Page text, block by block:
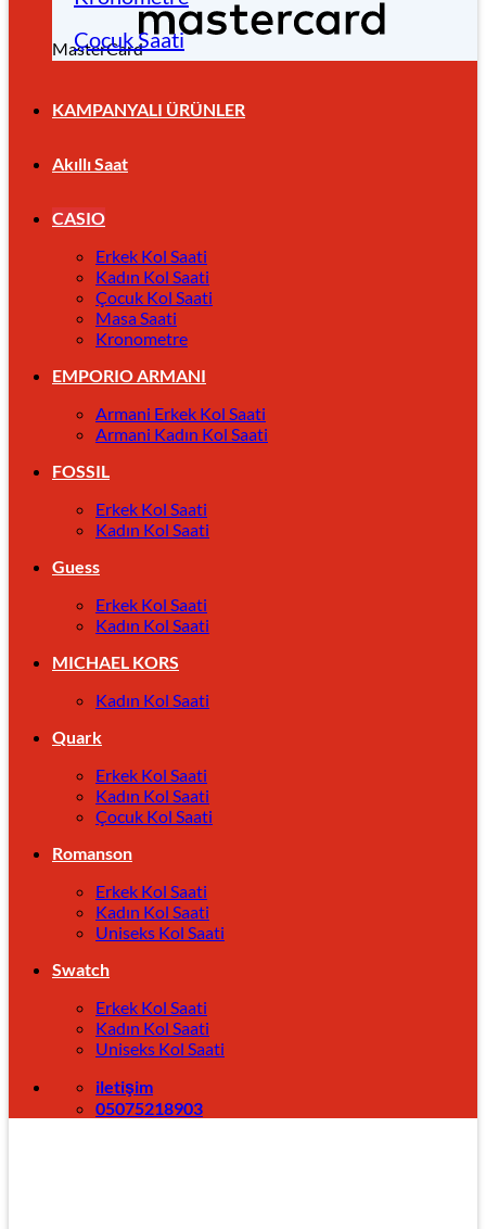
MasterCard
Çocuk Saati
KAMPANYALI ÜRÜNLER
Akıllı Saat
CASIO
Erkek Kol Saati
Kadın Kol Saati
Çocuk Kol Saati
Masa Saati
Kronometre
EMPORIO ARMANI
Armani Erkek Kol Saati
Armani Kadın Kol Saati
FOSSIL
Erkek Kol Saati
Kadın Kol Saati
Guess
Erkek Kol Saati
Kadın Kol Saati
MICHAEL KORS
Kadın Kol Saati
Quark
Erkek Kol Saati
Kadın Kol Saati
Çocuk Kol Saati
Romanson
Erkek Kol Saati
Kadın Kol Saati
Uniseks Kol Saati
Swatch
Erkek Kol Saati
Kadın Kol Saati
Uniseks Kol Saati
iletişim
05075218903